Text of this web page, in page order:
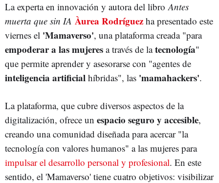
La experta en innovación y autora del libroAntes
muerta que sin IA Àurea Rodríguez ha presentado este
viernes el 'Mamaverso', una plataforma creada "para
empoderar a las mujeres a través de latecnología"
que permite aprender y asesorarse con "agentes de
inteligencia artificial híbridas", las 'mamahackers'.
La plataforma, que cubre diversos aspectos de la
digitalización, ofrece un espacio seguro y accesible,
creando una comunidad diseñada para acercar "la
tecnología con valores humanos" a las mujeres para
impulsar el desarrollo personal y profesional. En este
sentido, el 'Mamaverso' tiene cuatro objetivos: visibilizar